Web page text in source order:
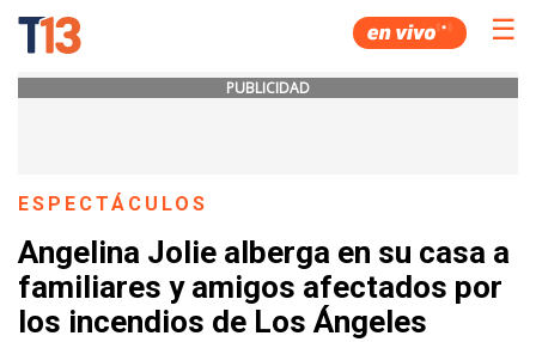
☰
PUBLICIDAD
ESPECTÁCULOS
Angelina Jolie alberga en su casa a
familiares y amigos afectados por
los incendios de Los Ángeles